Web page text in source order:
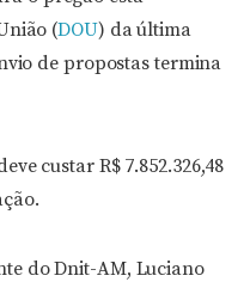
(DOU) da última
de propostas termina
custar R$ 7.852.326,48
do Dnit-AM, Luciano